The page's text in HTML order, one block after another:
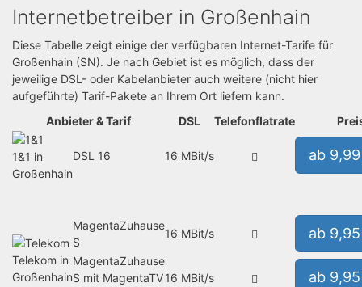
Internetbetreiber in Großenhain
Diese Tabelle zeigt einige der verfügbaren Internet-Tarife für
Großenhain (SN). Je nach Gebiet ist es möglich, dass der
jeweilige DSL- oder Kabelanbieter auch weitere (nicht hier
aufgeführte) Tarif-Pakete an Ihrem Ort liefern kann.
Anbieter & Tarif
DSL Telefonflatrate
1&1 in
Großenhain
DSL 16 16 MBit/s ab
Telekom in
Großenhain
MagentaZuhause
S
16 MBit/s ab
MagentaZuhause
S mit MagentaTV16 MBit/s ab